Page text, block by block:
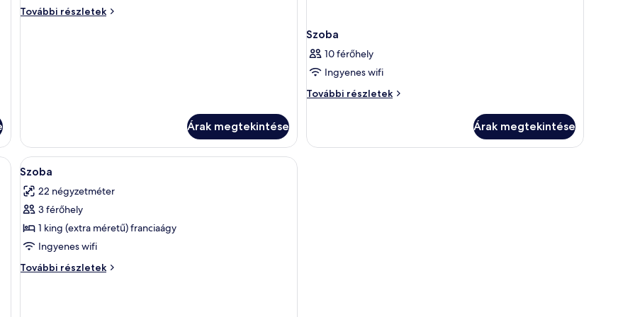
with
További részletek
One-
Árak megtekintése
Szoba
10 férőhely
Ingyenes wifi
További részletek
Szoba
Árak megtekintése
A
következő
szoba
összes
képének
megtekintése:
Szoba
Minibár, széf a szobában, íróasztal és ingyenes wifi
16
Szoba
22 négyzetméter
3 férőhely
1 king (extra méretű) franciaágy
Ingyenes wifi
További részletek
Szoba